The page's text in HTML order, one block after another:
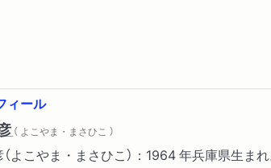
ィール
（ よこやま・まさひこ ）
よこやま・まさひこ）：1964 年兵庫県生